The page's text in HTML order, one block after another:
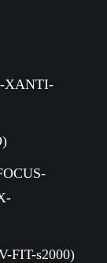
XANTI-
FIT-s2000)